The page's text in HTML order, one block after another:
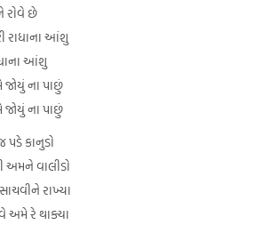
રોવે છે
રાધાના આંશુ
આંશુ
જોયું ના પાછું
જોયું ના પાછું
પડે કાનુડો
વાલીડો
રાખ્યા
અમે રે થાક્યા